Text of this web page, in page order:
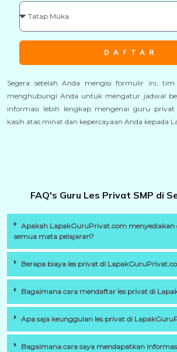
DAFTAR
Segera setelah Anda mengisi formulir ini,
menghubungi Anda untuk mengatur jadwal
informasi lebih lengkap mengenai guru privat
kasih atas minat dan kepercayaan Anda kepada
FAQ's Guru Les Privat SMP di
Apakah LapakGuruPrivat.com
semua mata pelajaran?
Berapa biaya les privat di
Bagaimana cara mendaftar les privat di
Apa saja keunggulan les privat di
Bagaimana cara saya mendapatkan